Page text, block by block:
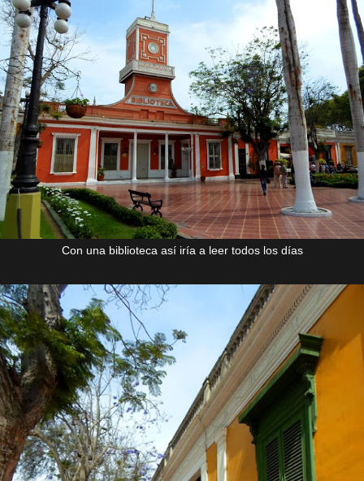
Con una biblioteca así iría a leer todos los días